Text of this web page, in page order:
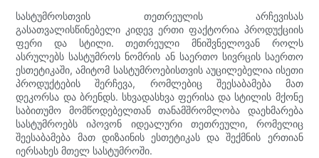
სასტუმროსთვის თეთრეულის არჩევისას
გასათვალისწინებელი კიდევ ერთი ფაქტორია პროდუქციის
ფერი და სტილი. თეთრეული მნიშვნელოვან როლს
ასრულებს სასტუმროს ნომრის ან საერთო სივრცის საერთო
ესთეტიკაში, ამიტომ სასტუმროებისთვის აუცილებელია ისეთი
პროდუქტების შერჩევა, რომლებიც შეესაბამება მათ
დეკორსა და ბრენდს. სხვადასხვა ფერისა და სტილის მქონე
საბითუმო მომწოდებელთან თანამშრომლობა დაეხმარება
სასტუმროებს იპოვონ იდეალური თეთრეული, რომელიც
შეესაბამება მათ დიზაინის ესთეტიკას და შექმნის ერთიან
იერსახეს მთელ სასტუმროში.